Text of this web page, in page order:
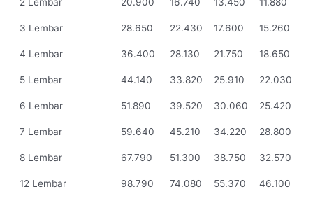
3 Lembar 28.650 22.430 17.600 15.260
4 Lembar 36.400 28.130 21.750 18.650
5 Lembar 44.140 33.820 25.910 22.030
6 Lembar 51.890 39.520 30.060 25.420
7 Lembar 59.640 45.210 34.220 28.800
8 Lembar 67.790 51.300 38.750 32.570
12 Lembar 98.790 74.080 55.370 46.100